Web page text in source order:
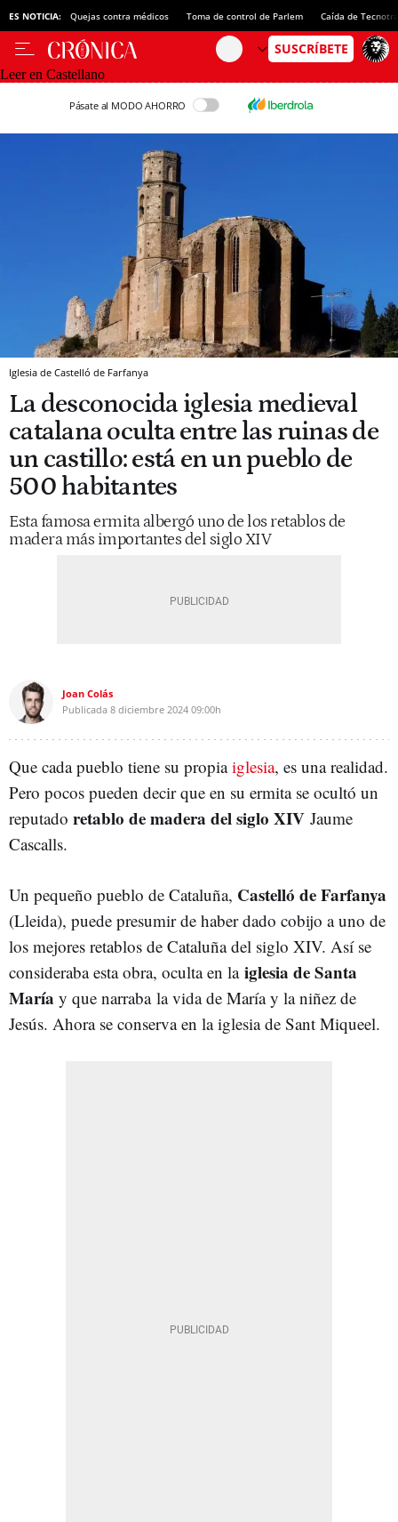
ES NOTICIA: Quejas contra médicos Toma de control de Parlem Caída de
Leer en Castellano
Pásate al MODO AHORRO
Iglesia de Castelló de Farfanya
La desconocida iglesia medieval
catalana oculta entre las ruinas de
un castillo: está en un pueblo de
500 habitantes
Esta famosa ermita albergó uno de los retablos de
madera más importantes del siglo XIV
Joan Colás
Publicada 8 diciembre 2024 09:00h
Que cada pueblo tiene su propiaiglesia, es una realidad.
Pero pocos pueden decir que en su ermita se ocultó un
reputado retablo de madera del siglo XIV Jaume
Cascalls.
Un pequeño pueblo de Cataluña, Castelló de Farfanya
(Lleida), puede presumir de haber dado cobijo a uno de
los mejores retablos de Cataluña del siglo XIV. Así se
consideraba esta obra, oculta en la iglesia de Santa
María y que narraba la vida de María y la niñez de
Jesús. Ahora se conserva en la iglesia de Sant Miqueel.